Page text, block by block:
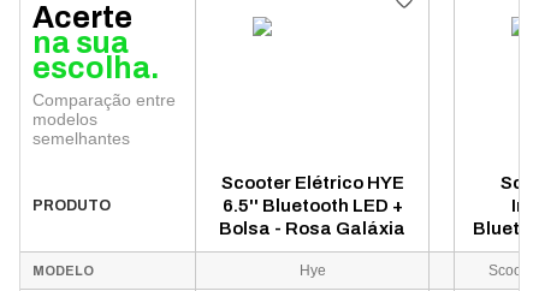
Acerte
na sua
escolha.
Comparação entre
modelos
semelhantes
PRODUTO
Scooter Elétrico HYE
6.5'' Bluetooth LED +
Bolsa - Rosa Galáxia
MODELO Hye